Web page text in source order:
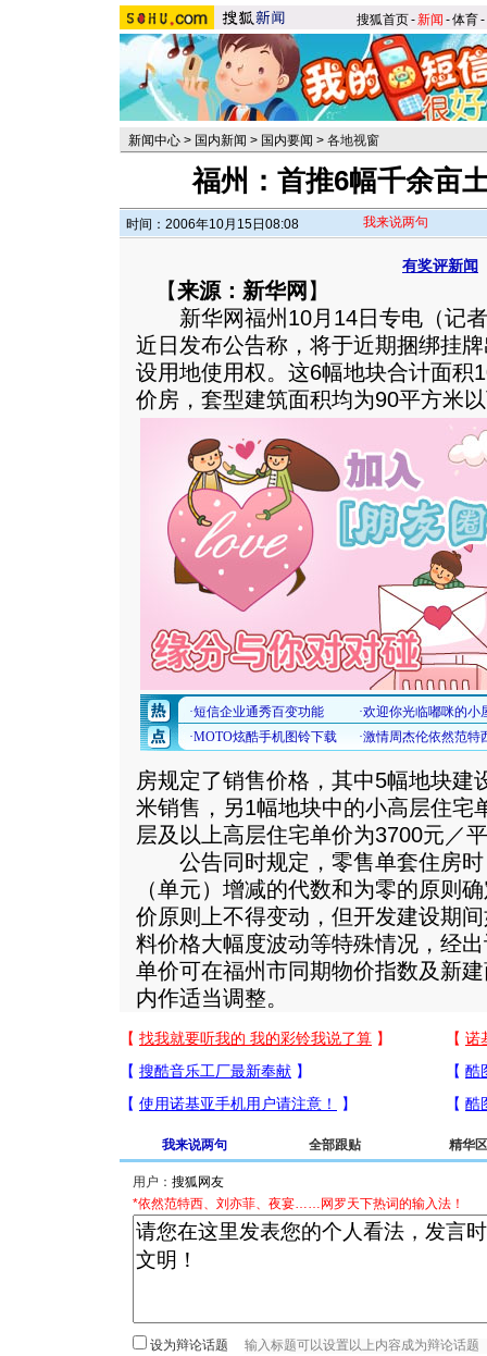
搜狐首页-新闻 -体育-
新闻中心 > 国内新闻 > 国内要闻 > 各地视窗
福州：首推6幅千余亩
时间：2006年10月15日08:08 我来说两句
有奖评新闻
【来源：新华网 】
新华网福州10月14日专电（记者
近日发布公告称，将于近期捆绑挂
设用地使用权。这6幅地块合计面积
价房，套型建筑面积均为90平方米
房规定了销售价格，其中5幅地块建
米销售，另1幅地块中的小高层住宅
层及以上高层住宅单价为3700元／
公告同时规定，零售单套住房时
（单元）增减的代数和为零的原则
价原则上不得变动，但开发建设期
料价格大幅度波动等特殊情况，经
单价可在福州市同期物价指数及新
内作适当调整。
我来说两句 全部跟贴 精华区
用户：
*依然范特西、刘亦菲、夜宴……网罗天下热词的输入法！
设为辩论话题